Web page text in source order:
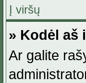
Į viršų
» Kodėl aš
Ar galite